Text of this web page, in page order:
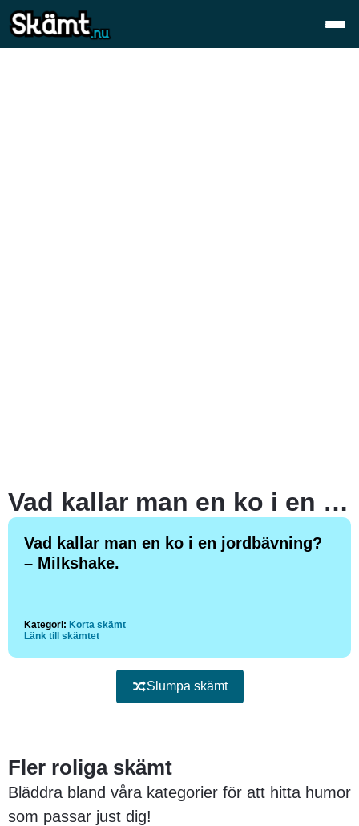
Vad kallar man en ko i en jordbävning?
Vad kallar man en ko i en jordbävning?
– Milkshake.
Kategori: Korta skämt
Länk till skämtet
Slumpa skämt
Fler roliga skämt
Bläddra bland våra kategorier för att hitta humor
som passar just dig!